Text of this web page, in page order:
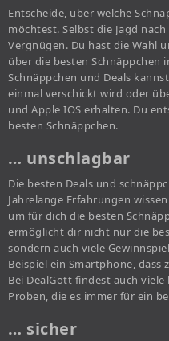
Entscheide, über welche
möchtest. Selbst die Jagd
Vergnügen. Du hast die Wahl
über die besten Schnäppchen
Schnäppchen und Deals
einmal verschickt wird oder
und Apple IOS erhalten. Du
besten Schnäppchen.
… unschlagbar
Die besten Deals und
Jahrelange Erfahrungen
um für dich die besten
ermöglicht dir nicht nur die
sondern auch viele
Beispiel ein Smartphone, dass
Bei DealGott findest auch
Proben, die es immer für ein
… sicher